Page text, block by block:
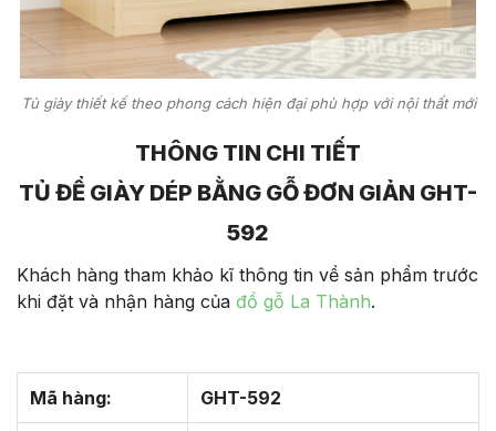
Tủ giày thiết kế theo phong cách hiện đại phù hợp với nội thất mới
THÔNG TIN CHI TIẾT
TỦ ĐỂ GIÀY DÉP BẰNG GỖ ĐƠN GIẢN GHT-
592
Khách hàng tham khảo kĩ thông tin về sản phẩm trước
khi đặt và nhận hàng của đồ gỗ La Thành.
Mã hàng: GHT-592